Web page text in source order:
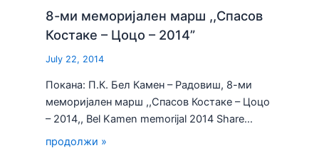
8-ми меморијален марш ,,Спасов
Костаке – Цоцо – 2014”
July 22, 2014
Покана: П.К. Бел Камен – Радовиш, 8-ми
меморијален марш ,,Спасов Костаке – Цоцо
– 2014,, Bel Kamen memorijal 2014 Share…
продолжи »